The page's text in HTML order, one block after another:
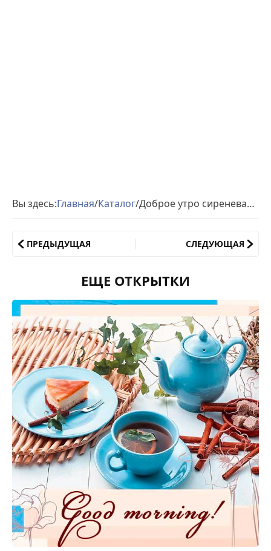
Вы здесь:Главная/Каталог/ Доброе утро сиреневая картинка
ПРЕДЫДУЩАЯ СЛЕДУЮЩАЯ
ЕЩЕ ОТКРЫТКИ